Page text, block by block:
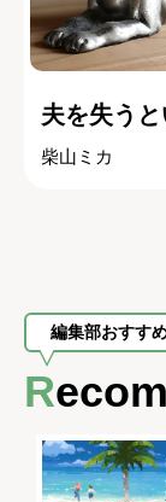
夫を失う
柴山ミカ
編集部おすす